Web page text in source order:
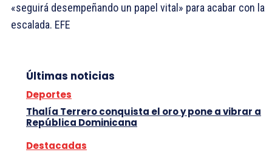
«seguirá desempeñando un papel vital» para acabar con la
escalada. EFE
Últimas noticias
Deportes
Thalía Terrero conquista el oro y pone a vibrar a
República Dominicana
Destacadas